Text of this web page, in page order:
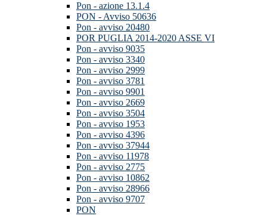
Pon - azione 13.1.4
PON - Avviso 50636
Pon - avviso 20480
POR PUGLIA 2014-2020 ASSE VI
Pon - avviso 9035
Pon - avviso 3340
Pon - avviso 2999
Pon - avviso 3781
Pon - avviso 9901
Pon - avviso 2669
Pon - avviso 3504
Pon - avviso 1953
Pon - avviso 4396
Pon - avviso 37944
Pon - avviso 11978
Pon - avviso 2775
Pon - avviso 10862
Pon - avviso 28966
Pon - avviso 9707
PON